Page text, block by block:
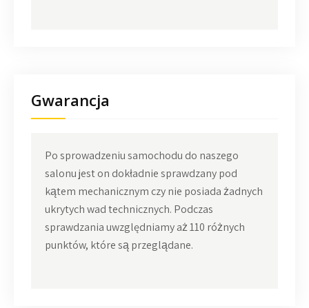
Gwarancja
Po sprowadzeniu samochodu do naszego
salonu jest on dokładnie sprawdzany pod
kątem mechanicznym czy nie posiada żadnych
ukrytych wad technicznych. Podczas
sprawdzania uwzględniamy aż 110 różnych
punktów, które są przeglądane.